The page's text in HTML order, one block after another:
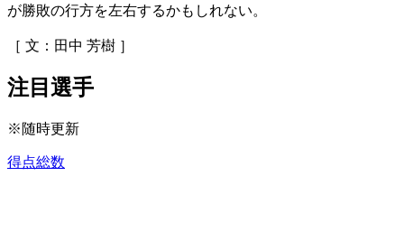
が勝敗の行方を左右するかもしれない。
［ 文：田中 芳樹 ］
注目選手
※随時更新
得点総数